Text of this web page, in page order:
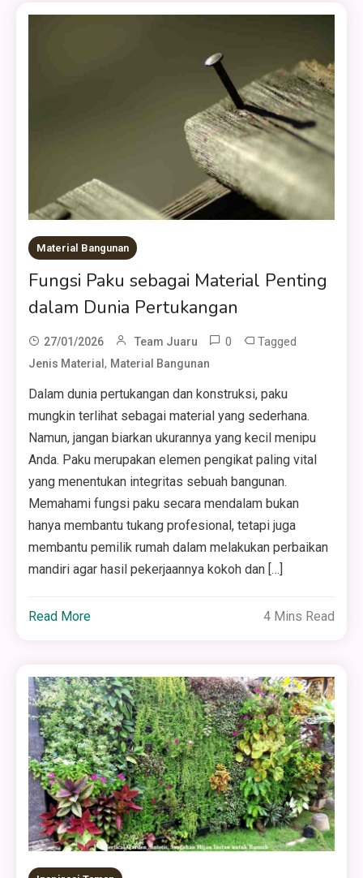
Material Bangunan
Fungsi Paku sebagai Material Penting
dalam Dunia Pertukangan
27/01/2026 Team Juaru 0 Tagged
Jenis Material, Material Bangunan
Dalam dunia pertukangan dan konstruksi, paku
mungkin terlihat sebagai material yang sederhana.
Namun, jangan biarkan ukurannya yang kecil menipu
Anda. Paku merupakan elemen pengikat paling vital
yang menentukan integritas sebuah bangunan.
Memahami fungsi paku secara mendalam bukan
hanya membantu tukang profesional, tetapi juga
membantu pemilik rumah dalam melakukan perbaikan
mandiri agar hasil pekerjaannya kokoh dan […]
Read More 4 Mins Read